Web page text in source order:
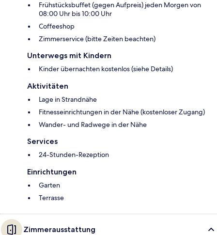
Frühstücksbuffet (gegen Aufpreis) jeden Morgen von
08:00 Uhr bis 10:00 Uhr
Coffeeshop
Zimmerservice (bitte Zeiten beachten)
Unterwegs mit Kindern
Kinder übernachten kostenlos (siehe Details)
Aktivitäten
Lage in Strandnähe
Fitnesseinrichtungen in der Nähe (kostenloser Zugang)
Wander- und Radwege in der Nähe
Services
24-Stunden-Rezeption
Einrichtungen
Garten
Terrasse
Zimmerausstattung